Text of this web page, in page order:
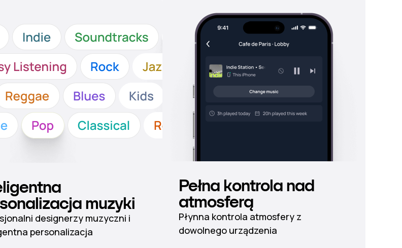
muzyki
designerzy muzyczni i
personalizacja
Pełna kontrola nad
atmosferą
Płynna kontrola atmosfery z
dowolnego urządzenia